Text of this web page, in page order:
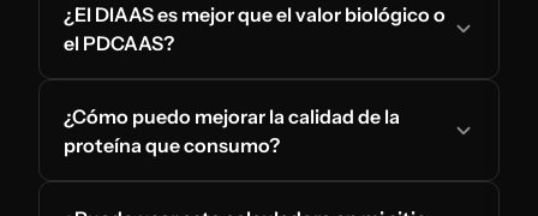
¿El DIAAS es mejor que el valor biológico o
el PDCAAS?
¿Cómo puedo mejorar la calidad de la
proteína que consumo?